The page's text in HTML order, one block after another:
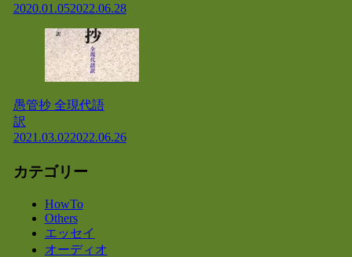
2020.01.052022.06.28
愚管抄 全現代語
訳
2021.03.022022.06.26
カテゴリー
HowTo
Others
エッセイ
オーディオ